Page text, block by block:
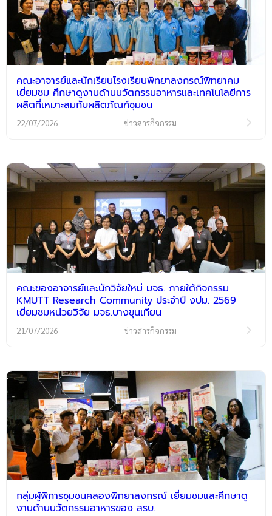
คณะอาจารย์และนักเรียนโรงเรียนพิทยาลงกรณ์พิทยาคม
เยี่ยมชม ศึกษาดูงานด้านนวัตกรรมอาหารและเทคโนโลยีการ
ผลิตที่เหมาะสมกับผลิตภัณฑ์ชุมชน
22/07/2026 ข่าวสารกิจกรรม
คณะของอาจารย์และนักวิจัยใหม่ มจธ. ภายใต้กิจกรรม
KMUTT Research Community ประจำปี งปม. 2569
เยี่ยมชมหน่วยวิจัย มจธ.บางขุนเทียน
21/07/2026 ข่าวสารกิจกรรม
กลุ่มผู้พิการชุมชนคลองพิทยาลงกรณ์ เยี่ยมชมและศึกษาดู
งานด้านนวัตกรรมอาหารของ สรบ.